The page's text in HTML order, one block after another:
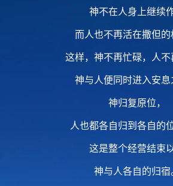
神不在人身上继续
而人也不再活在撒但的
这样，神不再忙碌，人不
神与人便同时进入安息
神归复原位，
人也都各自归到各自的
这是整个经营结束
神与人各自的归宿